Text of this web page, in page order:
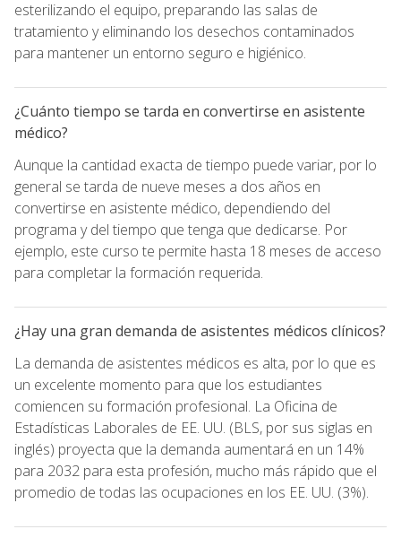
esterilizando el equipo, preparando las salas de
tratamiento y eliminando los desechos contaminados
para mantener un entorno seguro e higiénico.
¿Cuánto tiempo se tarda en convertirse en asistente
médico?
Aunque la cantidad exacta de tiempo puede variar, por lo
general se tarda de nueve meses a dos años en
convertirse en asistente médico, dependiendo del
programa y del tiempo que tenga que dedicarse. Por
ejemplo, este curso te permite hasta 18 meses de acceso
para completar la formación requerida.
¿Hay una gran demanda de asistentes médicos clínicos?
La demanda de asistentes médicos es alta, por lo que es
un excelente momento para que los estudiantes
comiencen su formación profesional. La Oficina de
Estadísticas Laborales de EE. UU. (BLS, por sus siglas en
inglés) proyecta que la demanda aumentará en un 14%
para 2032 para esta profesión, mucho más rápido que el
promedio de todas las ocupaciones en los EE. UU. (3%).